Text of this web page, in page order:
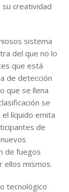
su creatividad
sistema
del que no lo
que está
de detección
que se llena
se
líquido emita
de
de fuegos
ellos mismos.
tecnológico